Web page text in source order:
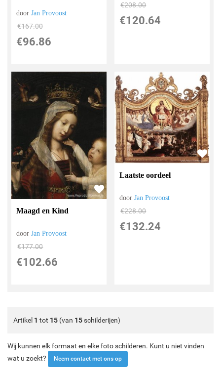
doorJan Provoost
€167.00
€96.86
€208.00
€120.64
Maagd en Kind
doorJan Provoost
€177.00
€102.66
Laatste oordeel
doorJan Provoost
€228.00
€132.24
Artikel 1 tot 15 (van 15schilderijen)
Wij kunnen elk formaat en elke foto schilderen. Kunt u niet vinden
wat u zoekt?
Neem contact met ons op